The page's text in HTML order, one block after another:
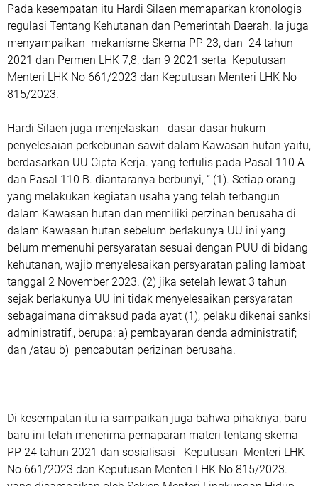
Pada kesempatan itu Hardi Silaen memaparkan kronologis
regulasi Tentang Kehutanan dan Pemerintah Daerah. Ia juga
menyampaikan mekanisme Skema PP 23, dan 24 tahun
2021 dan Permen LHK 7,8, dan 9 2021 serta Keputusan
Menteri LHK No 661/2023 dan Keputusan Menteri LHK No
815/2023.
Hardi Silaen juga menjelaskan dasar-dasar hukum
penyelesaian perkebunan sawit dalam Kawasan hutan yaitu,
berdasarkan UU Cipta Kerja. yang tertulis pada Pasal 110 A
dan Pasal 110 B. diantaranya berbunyi, ‘’ (1). Setiap orang
yang melakukan kegiatan usaha yang telah terbangun
dalam Kawasan hutan dan memiliki perzinan berusaha di
dalam Kawasan hutan sebelum berlakunya UU ini yang
belum memenuhi persyaratan sesuai dengan PUU di bidang
kehutanan, wajib menyelesaikan persyaratan paling lambat
tanggal 2 November 2023. (2) jika setelah lewat 3 tahun
sejak berlakunya UU ini tidak menyelesaikan persyaratan
sebagaimana dimaksud pada ayat (1), pelaku dikenai sanksi
administratif,, berupa: a) pembayaran denda administratif;
dan /atau b) pencabutan perizinan berusaha.
Di kesempatan itu ia sampaikan juga bahwa pihaknya, baru-
baru ini telah menerima pemaparan materi tentang skema
PP 24 tahun 2021 dan sosialisasi Keputusan Menteri LHK
No 661/2023 dan Keputusan Menteri LHK No 815/2023.